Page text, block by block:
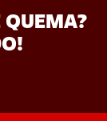
QUEMA?